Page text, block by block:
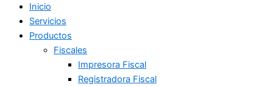
Inicio
Servicios
Productos
Fiscales
Impresora Fiscal
Registradora Fiscal